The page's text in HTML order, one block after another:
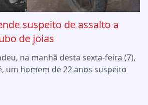
suspeito de assalto a
de joias
na manhã desta sexta-feira (7),
um homem de 22 anos suspeito